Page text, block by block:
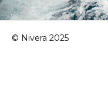
© Nivera 2025